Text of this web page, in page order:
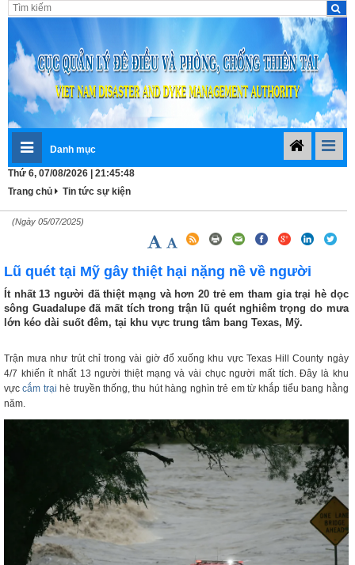
Danh mục
Thứ 6, 07/08/2026 | 21:45:49
Trang chủ
Tin tức sự kiện
(Ngày 05/07/2025)
Lũ quét tại Mỹ gây thiệt hại nặng nề về người
Ít nhất 13 người đã thiệt mạng và hơn 20 trẻ em tham gia trại hè dọc
sông Guadalupe đã mất tích trong trận lũ quét nghiêm trọng do mưa
lớn kéo dài suốt đêm, tại khu vực trung tâm bang Texas, Mỹ.
Trận mưa như trút chỉ trong vài giờ đổ xuống khu vực Texas Hill County ngày
4/7 khiến ít nhất 13 người thiệt mạng và vài chục người mất tích. Đây là khu
vựccắm trại hè truyền thống, thu hút hàng nghìn trẻ em từ khắp tiểu bang hằng
năm.